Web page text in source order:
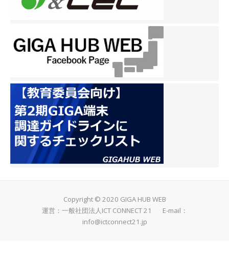
Copyright © 2020 GIGA HUB WEB
運営：一般社団法人ICT CONNECT 21 E-mail：
info@ictconnect21.jp